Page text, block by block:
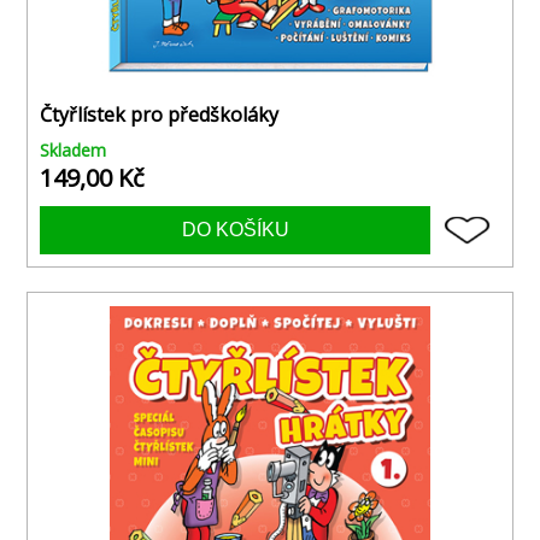
Čtyřlístek pro předškoláky
Skladem
149,00 Kč